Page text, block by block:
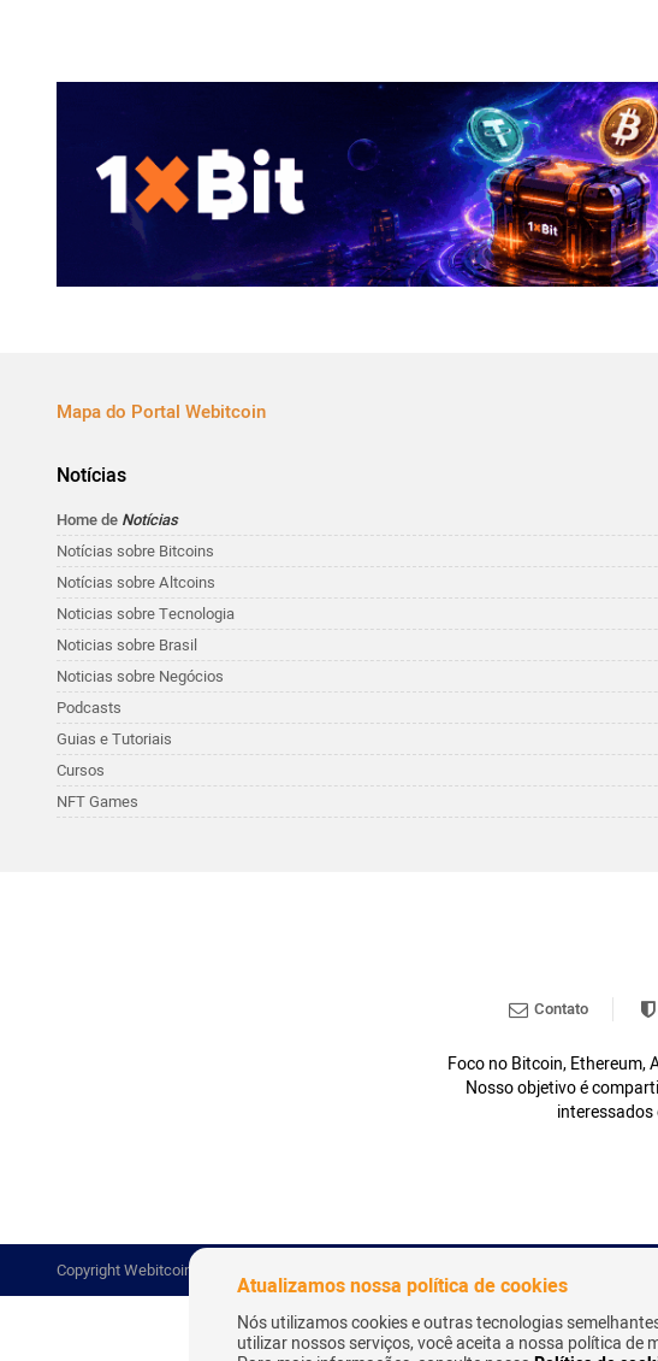
Mapa do Portal Webitcoin
Notícias
Home de Notícias
Notícias sobre Bitcoins
Notícias sobre Altcoins
Noticias sobre Tecnologia
Noticias sobre Brasil
Noticias sobre Negócios
Podcasts
Guias e Tutoriais
Cursos
NFT Games
Contato
Foco no Bitcoin, Ethereum,
Nosso objetivo é
Copyright Webitcoin 2018 - Todos os Direitos Reservados
Atualizamos nossa política de cookies
Nós utilizamos cookies e outras tecnologias
utilizar nossos serviços, você aceita a nossa política de